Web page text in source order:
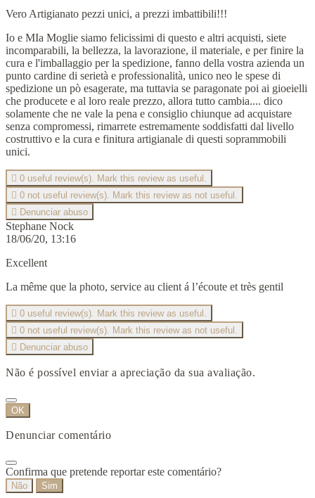
Vero Artigianato pezzi unici, a prezzi imbattibili!!!
Io e MIa Moglie siamo felicissimi di questo e altri acquisti, siete
incomparabili, la bellezza, la lavorazione, il materiale, e per finire la
cura e l'imballaggio per la spedizione, fanno della vostra azienda un
punto cardine di serietà e professionalità, unico neo le spese di
spedizione un pò esagerate, ma tuttavia se paragonate poi ai gioeielli
che producete e al loro reale prezzo, allora tutto cambia.... dico
solamente che ne vale la pena e consiglio chiunque ad acquistare
senza compromessi, rimarrete estremamente soddisfatti dal livello
costruttivo e la cura e finitura artigianale di questi soprammobili
unici.
 0 useful review(s). Mark this review as useful.
 0 not useful review(s). Mark this review as not useful.
 Denunciar abuso
Stephane Nock
18/06/20, 13:16
Excellent
La même que la photo, service au client á l’écoute et très gentil
 0 useful review(s). Mark this review as useful.
 0 not useful review(s). Mark this review as not useful.
 Denunciar abuso
Não é possível enviar a apreciação da sua avaliação.
OK
Denunciar comentário
Confirma que pretende reportar este comentário?
Não Sim